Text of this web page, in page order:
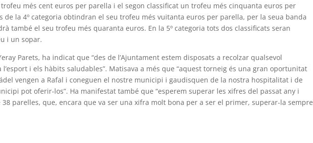
més cent euros per parella i el segon classificat un trofeu més cinquanta euros per
de la 4º categoria obtindran el seu trofeu més vuitanta euros per parella, per la seua banda
també el seu trofeu més quaranta euros. En la 5º categoria tots dos classificats seran
i un sopar.
Parets, ha indicat que “des de l’Ajuntament estem disposats a recolzar qualsevol
i els hàbits saludables”. Matisava a més que “aquest torneig és una gran oportunitat
vengen a Rafal i coneguen el nostre municipi i gaudisquen de la nostra hospitalitat i de
pot oferir-los”. Ha manifestat també que “esperem superar les xifres del passat any i
parelles, que, encara que va ser una xifra molt bona per a ser el primer, superar-la sempre